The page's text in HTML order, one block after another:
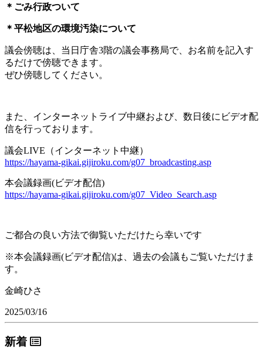
＊ごみ行政ついて
＊平松地区の環境汚染について
議会傍聴は、当日庁舎3階の議会事務局で、お名前を記入す
るだけで傍聴できます。
ぜひ傍聴してください。
また、インターネットライブ中継および、数日後にビデオ配
信を行っております。
議会LIVE（インターネット中継）
https://hayama-gikai.gijiroku.com/g07_broadcasting.asp
本会議録画(ビデオ配信)
https://hayama-gikai.gijiroku.com/g07_Video_Search.asp
ご都合の良い方法で御覧いただけたら幸いです
※本会議録画(ビデオ配信)は、過去の会議もご覧いただけま
す。
金崎ひさ
2025/03/16
新着